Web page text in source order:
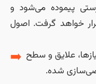
پیموده می‌شود و
خواهد گرفت. اصول
➡️ علایق و سطح
شده.